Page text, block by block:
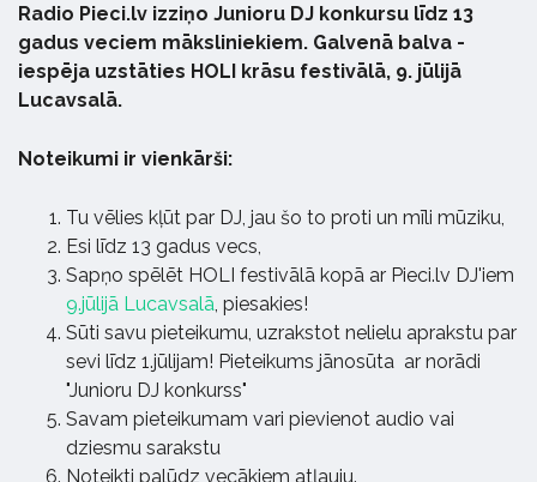
Radio Pieci.lv izziņo Junioru DJ konkursu līdz 13
gadus veciem māksliniekiem. Galvenā balva -
iespēja uzstāties HOLI krāsu festivālā, 9. jūlijā
Lucavsalā.
Noteikumi ir vienkārši:
Tu vēlies kļūt par DJ, jau šo to proti un mīli mūziku,
Esi līdz 13 gadus vecs,
Sapņo spēlēt HOLI festivālā kopā ar Pieci.lv DJ'iem
9.jūlijā Lucavsalā , piesakies!
Sūti savu pieteikumu, uzrakstot nelielu aprakstu par
sevi līdz 1.jūlijam! Pieteikums jānosūta ar norādi
"Junioru DJ konkurss"
Savam pieteikumam vari pievienot audio vai
dziesmu sarakstu
Noteikti palūdz vecākiem atļauju.